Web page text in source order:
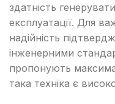
здатність
експлуатації. Для
надійність
інженерними
пропонують
така техніка є